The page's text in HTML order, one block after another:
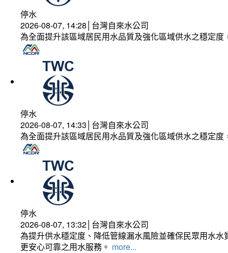
停水
2026-08-07, 14:28│台灣自來水公司
為全面提升該區域居民用水品質及強化區域供水之穩定
停水
2026-08-07, 14:33│台灣自來水公司
為全面提升該區域居民用水品質及強化區域供水之穩定
停水
2026-08-07, 13:32│台灣自來水公司
為提升供水穩定度、降低管線漏水風險並確保民眾用水
更安心可靠之用水服務。 more...